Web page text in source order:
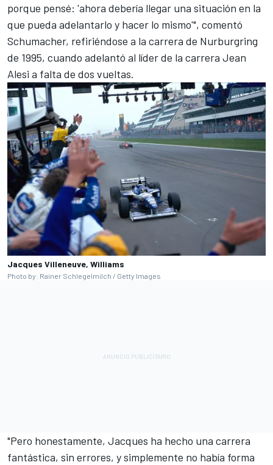
porque pensé: 'ahora debería llegar una situación en la
que pueda adelantarlo y hacer lo mismo'", comentó
Schumacher, refiriéndose a la carrera de Nurburgring
de 1995, cuando adelantó al líder de la carrera Jean
Alesi a falta de dos vueltas.
Jacques Villeneuve, Williams
Photo by: Rainer Schlegelmilch / Getty Images
"Pero honestamente, Jacques ha hecho una carrera
fantástica, sin errores, y simplemente no había forma